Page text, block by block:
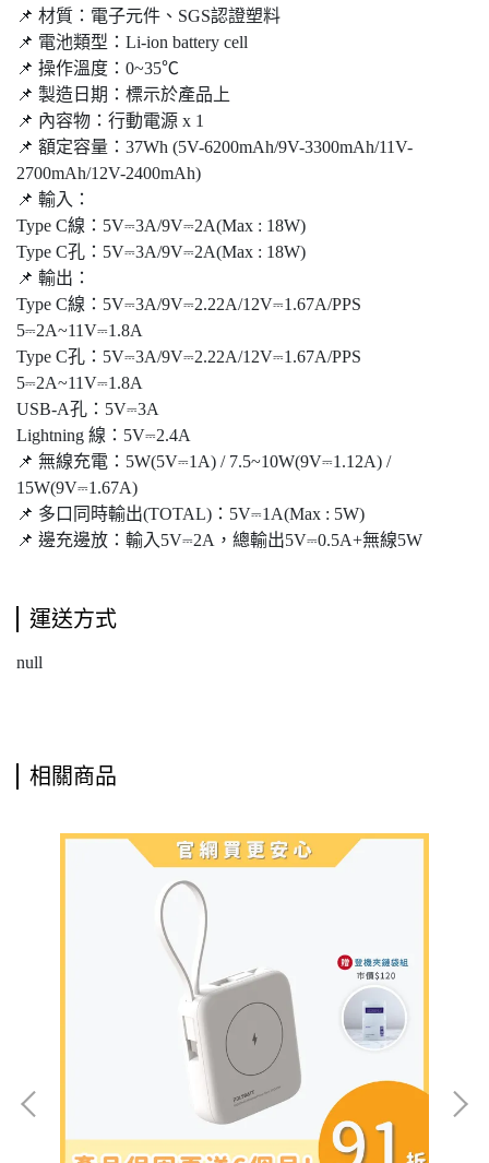
📌 材質：電子元件、SGS認證塑料
📌 電池類型：Li-ion battery cell
📌 操作溫度：0~35℃
📌 製造日期：標示於產品上
📌 內容物：行動電源 x 1
📌 額定容量：37Wh (5V-6200mAh/9V-3300mAh/11V-
2700mAh/12V-2400mAh)
📌 輸入：
Type C線：5V⎓3A/9V⎓2A(Max : 18W)
Type C孔：5V⎓3A/9V⎓2A(Max : 18W)
📌 輸出：
Type C線：5V⎓3A/9V⎓2.22A/12V⎓1.67A/PPS
5⎓2A~11V⎓1.8A
Type C孔：5V⎓3A/9V⎓2.22A/12V⎓1.67A/PPS
5⎓2A~11V⎓1.8A
USB-A孔：5V⎓3A
Lightning 線：5V⎓2.4A
📌 無線充電：5W(5V⎓1A) / 7.5~10W(9V⎓1.12A) /
15W(9V⎓1.67A)
📌 多口同時輸出(TOTAL)：5V⎓1A(Max : 5W)
📌 邊充邊放：輸入5V⎓2A，總輸出5V⎓0.5A+無線5W
運送方式
null
相關商品